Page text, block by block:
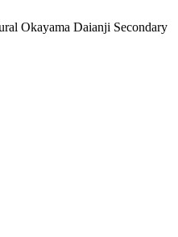
Okayama Daianji Secondary